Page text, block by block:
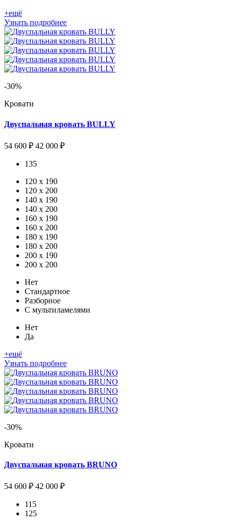
+ещё
Узнать подробнее
-30%
Кровати
Двуспальная кровать BULLY
54 600 ₽ 42 000 ₽
135
120 х 190
120 x 200
140 x 190
140 x 200
160 x 190
160 x 200
180 x 190
180 x 200
200 x 190
200 x 200
Нет
Стандартное
Разборное
С мультиламелями
Нет
Да
+ещё
Узнать подробнее
-30%
Кровати
Двуспальная кровать BRUNO
54 600 ₽ 42 000 ₽
115
125